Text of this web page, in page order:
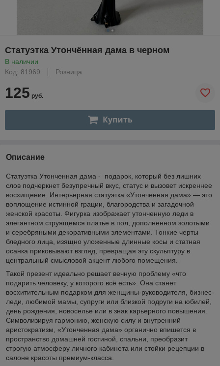
Статуэтка Утончённая дама в черном
В наличии
Код: 81969
Розница
125 руб.
Купить
Описание
Статуэтка Утонченная дама - подарок, который без лишних
слов подчеркнет безупречный вкус, статус и вызовет искреннее
восхищение. Интерьерная статуэтка «Утонченная дама» — это
воплощение истинной грации, благородства и загадочной
женской красоты. Фигурка изображает утонченную леди в
элегантном струящемся платье в пол, дополненном золотыми
и серебряными декоративными элементами. Тонкие черты
бледного лица, изящно уложенные длинные косы и статная
осанка приковывают взгляд, превращая эту скульптуру в
центральный смысловой акцент любого помещения.
Такой презент идеально решает вечную проблему «что
подарить человеку, у которого всё есть». Она станет
восхитительным подарком для женщины-руководителя, бизнес-
леди, любимой мамы, супруги или близкой подруги на юбилей,
день рождения, новоселье или в знак карьерного повышения.
Символизируя гармонию, женскую силу и внутренний
аристократизм, «Утонченная дама» органично впишется в
пространство домашней гостиной, спальни, преобразит
строгую атмосферу личного кабинета или стойки рецепции в
салоне красоты премиум-класса.